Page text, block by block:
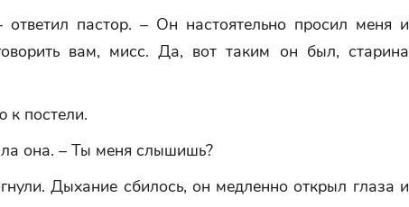
пастор. – Он настоятельно просил меня и
вам, мисс. Да, вот таким он был, старина
к постели.
она. – Ты меня слышишь?
Дыхание сбилось, он медленно открыл глаза и